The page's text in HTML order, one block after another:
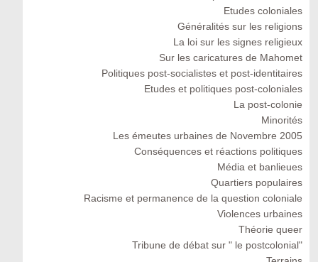
Etudes coloniales
Généralités sur les religions
La loi sur les signes religieux
Sur les caricatures de Mahomet
Politiques post-socialistes et post-identitaires
Etudes et politiques post-coloniales
La post-colonie
Minorités
Les émeutes urbaines de Novembre 2005
Conséquences et réactions politiques
Média et banlieues
Quartiers populaires
Racisme et permanence de la question coloniale
Violences urbaines
Théorie queer
Tribune de débat sur " le postcolonial"